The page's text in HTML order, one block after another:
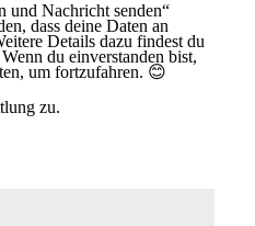
und Nachricht senden“
dass deine Daten an
Details dazu findest du
Wenn du einverstanden bist,
um fortzufahren. 😊
zu.